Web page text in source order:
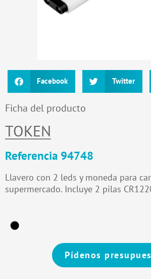
Facebook Twitter
Ficha del producto
TOKEN
Referencia 94748
Llavero con 2 leds y moneda para
supermercado. Incluye 2 pilas
Pídenos